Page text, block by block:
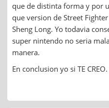
que de distinta forma y por
que version de Street
Sheng Long. Yo todavia
super nintendo no seria
manera.
En conclusion yo si TE CREO.